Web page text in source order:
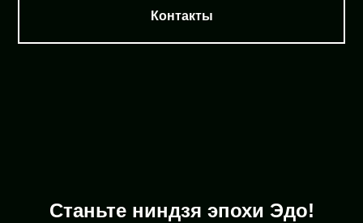
Контакты
Станьте ниндзя эпохи Эдо!